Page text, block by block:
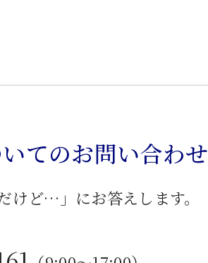
ロ
り
ス
てのお問い合わせ
けど…」にお答えします。